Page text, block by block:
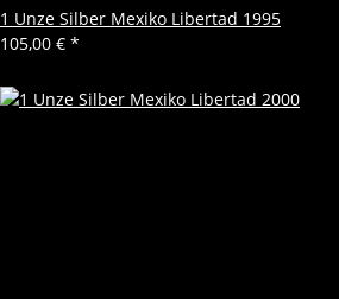
1 Unze Silber Mexiko Libertad 1995
105,00 € *